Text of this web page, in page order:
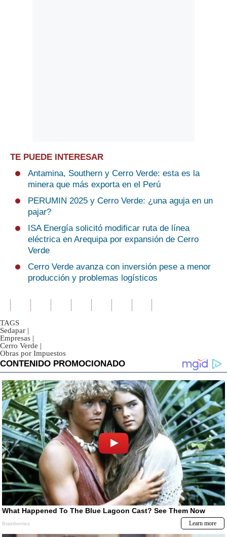
TE PUEDE INTERESAR
Antamina, Southern y Cerro Verde: esta es la
minera que más exporta en el Perú
PERUMIN 2025 y Cerro Verde: ¿una aguja en un
pajar?
ISA Energía solicitó modificar ruta de línea
eléctrica en Arequipa por expansión de Cerro
Verde
Cerro Verde avanza con inversión pese a menor
producción y problemas logísticos
TAGS
Sedapar |
Empresas |
Cerro Verde |
Obras por Impuestos